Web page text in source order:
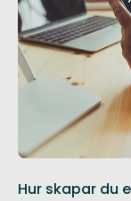
Hur skapar du